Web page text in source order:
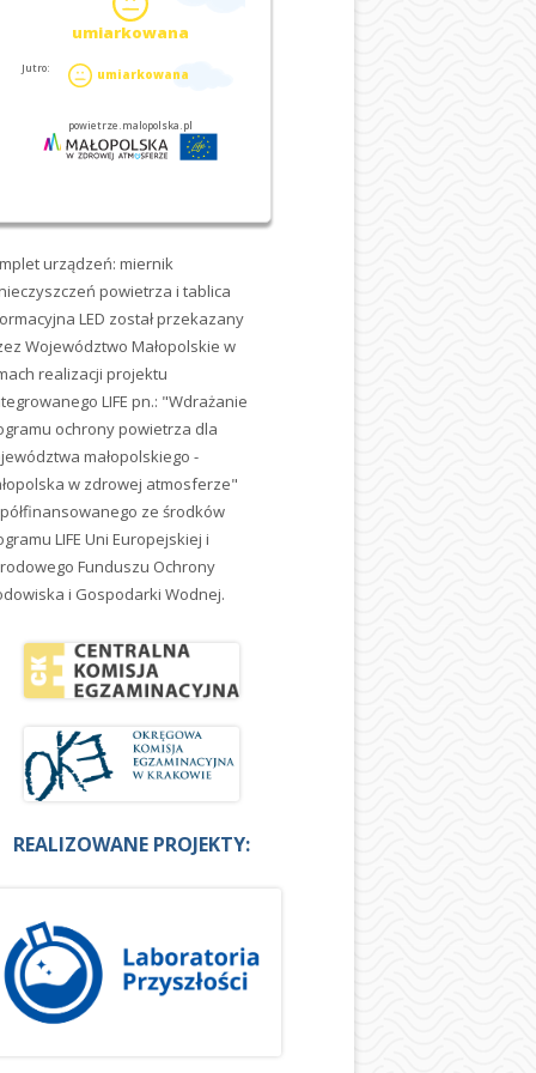
urządzeń: miernik
powietrza i tablica
LED został przekazany
Województwo Małopolskie w
realizacji projektu
LIFE pn.: "Wdrażanie
ochrony powietrza dla
małopolskiego -
w zdrowej atmosferze"
ze środków
LIFE Uni Europejskiej i
Funduszu Ochrony
i Gospodarki Wodnej.
REALIZOWANE PROJEKTY: